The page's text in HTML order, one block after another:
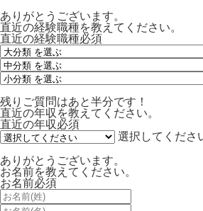
ありがとうございます。
直近の経験職種を教えてください。
直近の経験職種必須
残りご質問はあと半分です！
直近の年収を教えてください。
直近の年収必須
選択してくださ
ありがとうございます。
お名前を教えてください。
お名前必須